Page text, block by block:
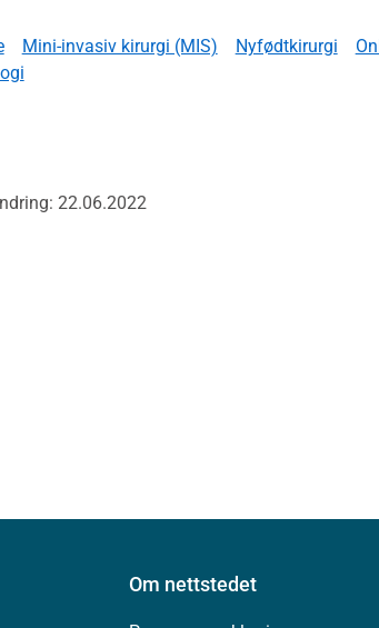
Mini-invasiv kirurgi (MIS) Nyfødtkirurgi
22.06.2022
Om nettstedet